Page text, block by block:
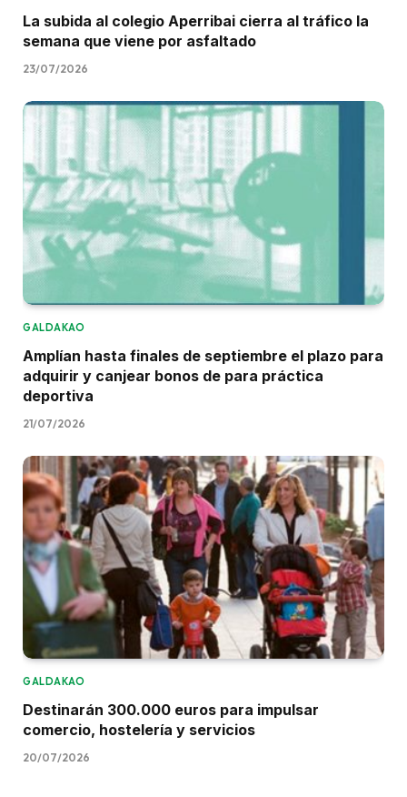
La subida al colegio Aperribai cierra al tráfico la
semana que viene por asfaltado
23/07/2026
GALDAKAO
Amplían hasta finales de septiembre el plazo para
adquirir y canjear bonos de para práctica
deportiva
21/07/2026
GALDAKAO
Destinarán 300.000 euros para impulsar
comercio, hostelería y servicios
20/07/2026